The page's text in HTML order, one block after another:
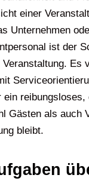
einer
Unternehmen
ist der
Veranstaltung. Es
ein reibungsloses,
Gästen als auch
bleibt.